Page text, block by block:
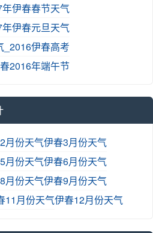
伊春春节天气
伊春元旦天气
_2016伊春高考
2016年端午节
月份天气伊春3月份天气
月份天气伊春6月份天气
月份天气伊春9月份天气
11月份天气伊春12月份天气